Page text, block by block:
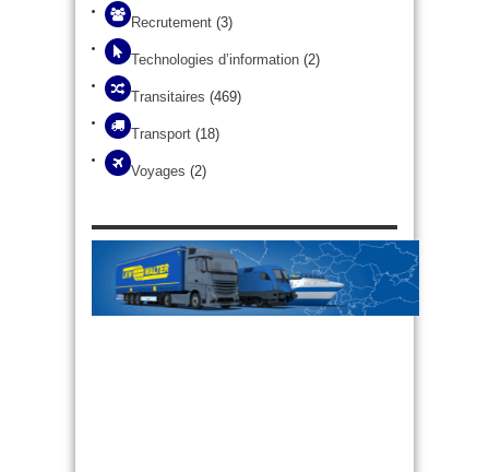
Recrutement (3)
Technologies d’information (2)
Transitaires (469)
Transport (18)
Voyages (2)